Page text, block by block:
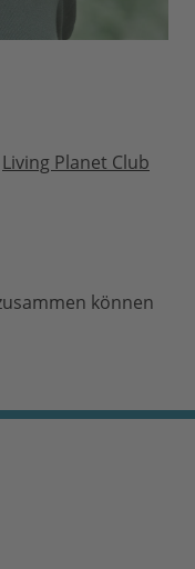
Living Planet Club
können